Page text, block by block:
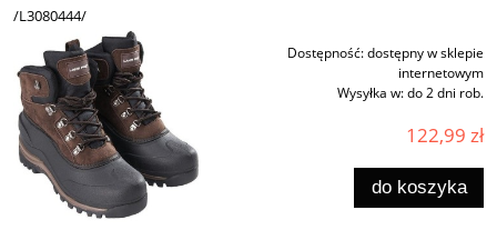
/L3080444/
Dostępność:dostępny w sklepie
internetowym
Wysyłka w:do 2 dni rob.
122,99 zł
do koszyka